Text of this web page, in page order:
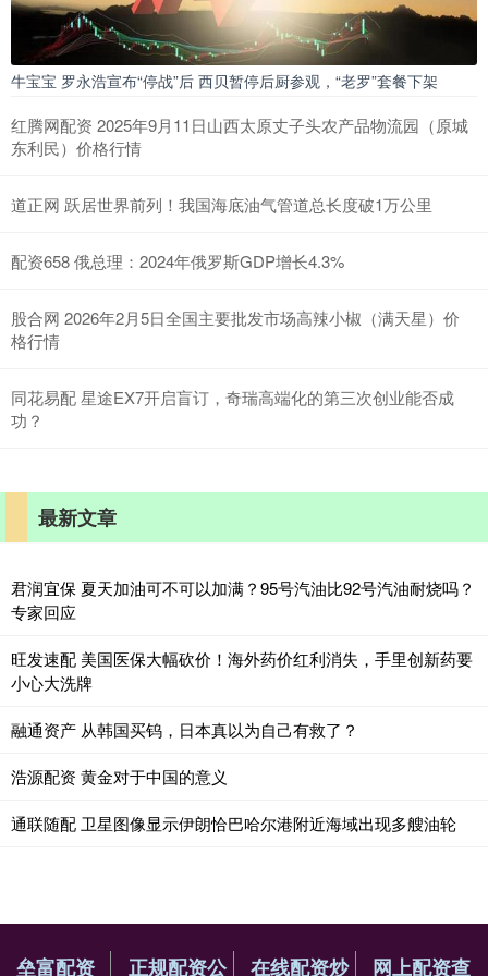
牛宝宝 罗永浩宣布“停战”后 西贝暂停后厨参观，“老罗”套餐下架
红腾网配资 2025年9月11日山西太原丈子头农产品物流园（原城
东利民）价格行情
道正网 跃居世界前列！我国海底油气管道总长度破1万公里
配资658 俄总理：2024年俄罗斯GDP增长4.3%
股合网 2026年2月5日全国主要批发市场高辣小椒（满天星）价
格行情
同花易配 星途EX7开启盲订，奇瑞高端化的第三次创业能否成
功？
最新文章
君润宜保 夏天加油可不可以加满？95号汽油比92号汽油耐烧吗？
专家回应
旺发速配 美国医保大幅砍价！海外药价红利消失，手里创新药要
小心大洗牌
融通资产 从韩国买钨，日本真以为自己有救了？
浩源配资 黄金对于中国的意义
通联随配 卫星图像显示伊朗恰巴哈尔港附近海域出现多艘油轮
垒富配资 正规配资公 在线配资炒 网上配资查